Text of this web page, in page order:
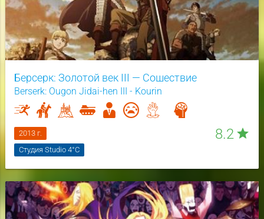
Берсерк: Золотой век III — Сошествие
Berserk: Ougon Jidai-hen III - Kourin
8.2 star
2013 г.
Студия Studio 4°C